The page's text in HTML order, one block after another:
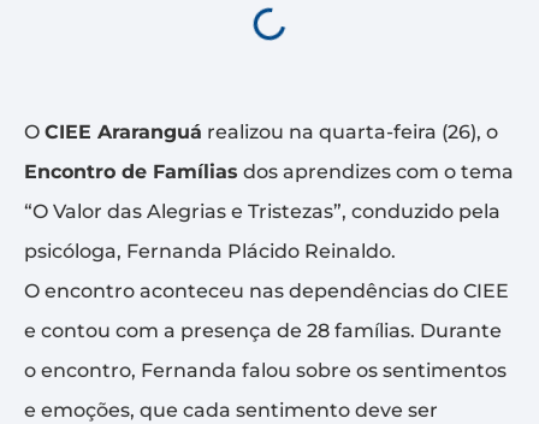
O CIEE Araranguá realizou na quarta-feira (26), o
Encontro de Famílias dos aprendizes com o tema
“O Valor das Alegrias e Tristezas”, conduzido pela
psicóloga, Fernanda Plácido Reinaldo.
O encontro aconteceu nas dependências do CIEE
e contou com a presença de 28 famílias. Durante
o encontro, Fernanda falou sobre os sentimentos
e emoções, que cada sentimento deve ser